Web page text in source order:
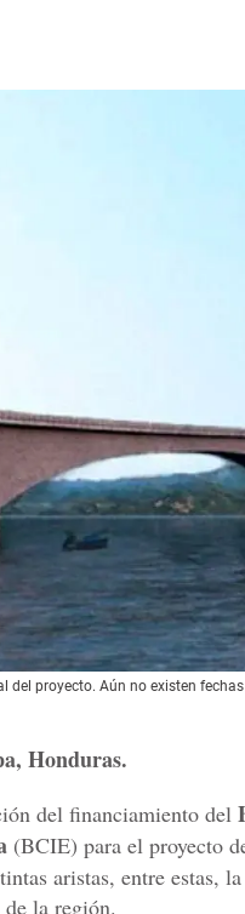
del proyecto. Aún no existen
Honduras.
del financiamiento del
(BCIE) para el proyecto
aristas, entre estas,
la región.